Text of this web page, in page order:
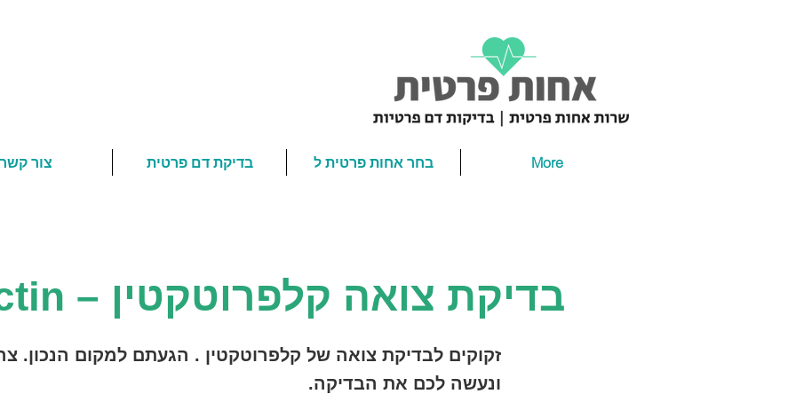
צור קשר בדיקת דם פרטית בחר אחות פרטית ל More
בדיקת צואה קלפרוטקטין – Calprotectin
זקוקים לבדיקת צואה של קלפרוטקטין . הגעתם למקום הנכון.
ונעשה לכם את הבדיקה.